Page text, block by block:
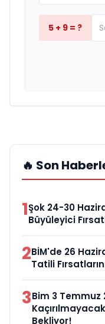
5 + 9 = ?
🔥 Son
1Şok 24-30
Büyüleyici
2BİM'de 26
Tatili
3Bim 3
Bekliyor!